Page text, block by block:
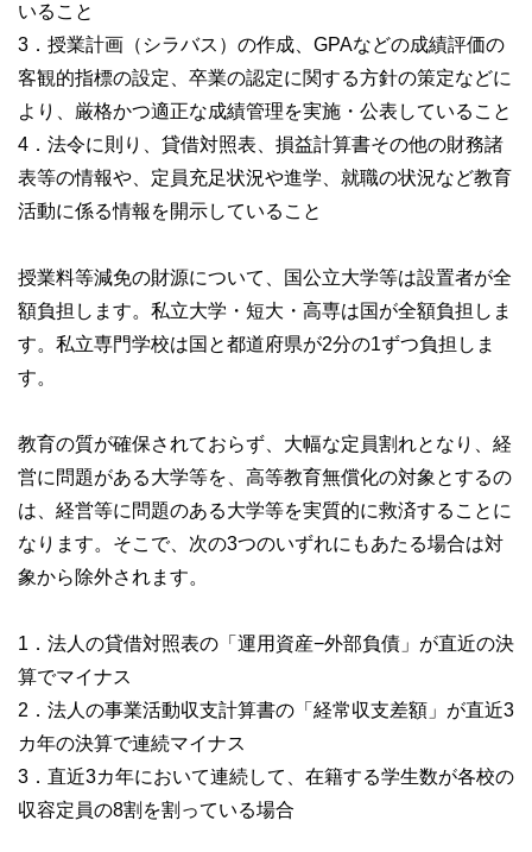
いること
3．授業計画（シラバス）の作成、GPAなどの成績評価の
客観的指標の設定、卒業の認定に関する方針の策定などに
より、厳格かつ適正な成績管理を実施・公表していること
4．法令に則り、貸借対照表、損益計算書その他の財務諸
表等の情報や、定員充足状況や進学、就職の状況など教育
活動に係る情報を開示していること
授業料等減免の財源について、国公立大学等は設置者が全
額負担します。私立大学・短大・高専は国が全額負担しま
す。私立専門学校は国と都道府県が2分の1ずつ負担しま
す。
教育の質が確保されておらず、大幅な定員割れとなり、経
営に問題がある大学等を、高等教育無償化の対象とするの
は、経営等に問題のある大学等を実質的に救済することに
なります。そこで、次の3つのいずれにもあたる場合は対
象から除外されます。
1．法人の貸借対照表の「運用資産−外部負債」が直近の決
算でマイナス
2．法人の事業活動収支計算書の「経常収支差額」が直近3
カ年の決算で連続マイナス
3．直近3カ年において連続して、在籍する学生数が各校の
収容定員の8割を割っている場合